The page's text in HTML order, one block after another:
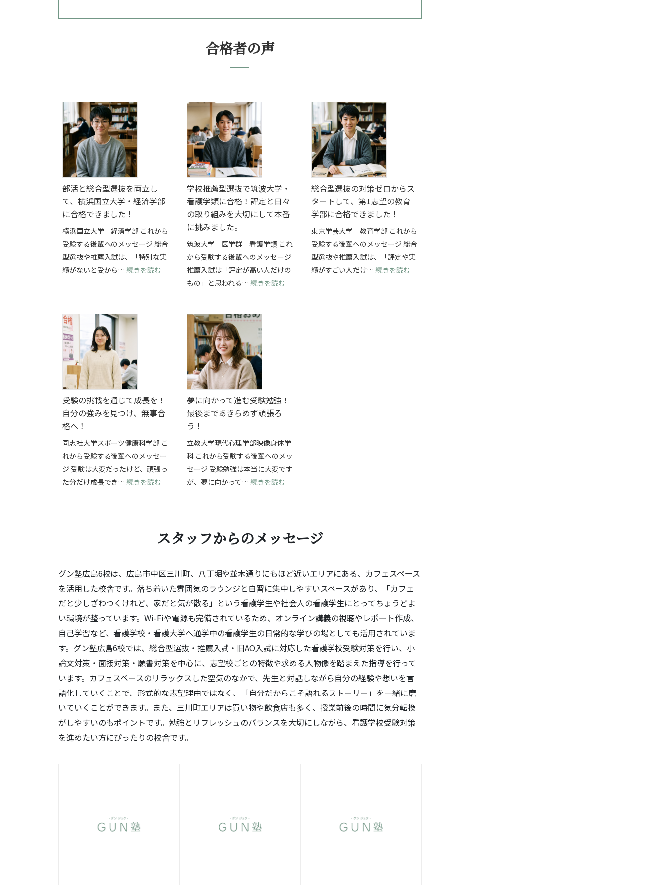
合格者の声
部活と総合型選抜を両立し
て、横浜国立大学・経済学部
に合格できました！
横浜国立大学 経済学部 これから
受験する後輩へのメッセージ 総合
型選抜や推薦入試は、「特別な実
績がないと受から… 続きを読む : 部活と総合型選抜を両立して、横浜国立大学・経済学部に合格できました！
学校推薦型選抜で筑波大学・
看護学類に合格！評定と日々
の取り組みを大切にして本番
に挑みました。
筑波大学 医学群 看護学類 これ
から受験する後輩へのメッセージ
推薦入試は「評定が高い人だけの
もの」と思われる… 続きを読む
総合型選抜の対策ゼロからス
タートして、第1志望の教育
学部に合格できました！
東京学芸大学 教育学部 これから
受験する後輩へのメッセージ 総合
型選抜や推薦入試は、「評定や実
績がすごい人だけ… 続きを読む
受験の挑戦を通じて成長を！
自分の強みを見つけ、無事合
格へ！
同志社大学スポーツ健康科学部 こ
れから受験する後輩へのメッセー
ジ 受験は大変だったけど、頑張っ
た分だけ成長でき… 続きを読む : 受験の挑戦を通じて成長を！自分の強みを見つけ、無事合格へ！
夢に向かって進む受験勉強！
最後まであきらめず頑張ろ
う！
立教大学現代心理学部映像身体学
科 これから受験する後輩へのメッ
セージ 受験勉強は本当に大変です
が、夢に向かって… 続きを読む
スタッフからのメッセージ
グン塾広島6校は、広島市中区三川町、八丁堀や並木通りにもほど近いエリアにある、カフェスペース
を活用した校舎です。落ち着いた雰囲気のラウンジと自習に集中しやすいスペースがあり、「カフェ
だと少しざわつくけれど、家だと気が散る」という看護学生や社会人の看護学生にとってちょうどよ
い環境が整っています。Wi-Fiや電源も完備されているため、オンライン講義の視聴やレポート作成、
自己学習など、看護学校・看護大学へ通学中の看護学生の日常的な学びの場としても活用されていま
す。グン塾広島6校では、総合型選抜・推薦入試・旧AO入試に対応した看護学校受験対策を行い、小
論文対策・面接対策・願書対策を中心に、志望校ごとの特徴や求める人物像を踏まえた指導を行って
います。カフェスペースのリラックスした空気のなかで、先生と対話しながら自分の経験や想いを言
語化していくことで、形式的な志望理由ではなく、「自分だからこそ語れるストーリー」を一緒に磨
いていくことができます。また、三川町エリアは買い物や飲食店も多く、授業前後の時間に気分転換
がしやすいのもポイントです。勉強とリフレッシュのバランスを大切にしながら、看護学校受験対策
を進めたい方にぴったりの校舎です。